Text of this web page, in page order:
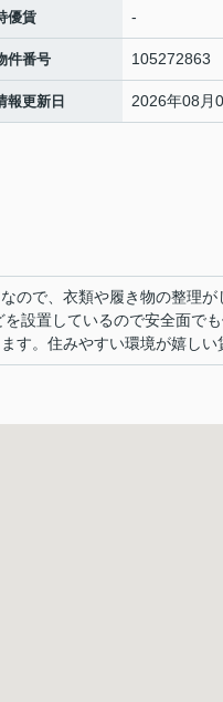
優賃 -
件番号 105272863
報更新日 2026年08月
ので、衣類や履き物の整理が
設置しているので安全面で
す。住みやすい環境が嬉しい